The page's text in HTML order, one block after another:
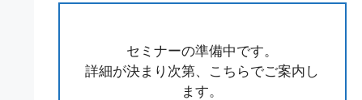
セミナーの準備中です。
詳細が決まり次第、こちらでご案内し
ます。